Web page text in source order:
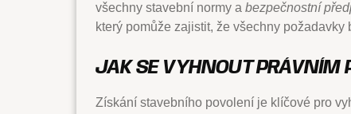
všechny stavební normy a bezpečnostní
který pomůže zajistit, že všechny požadavky
JAK SE VYHNOUT PRÁVNÍM
Získání stavebního povolení je klíčové pro